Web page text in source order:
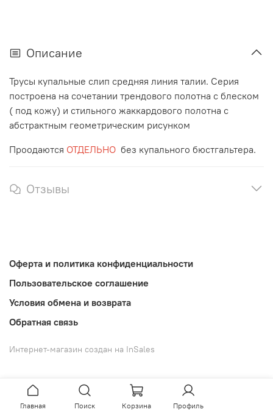
Описание
Трусы купальные слип средняя линия талии. Серия
построена на сочетании трендового полотна с блеском
( под кожу) и стильного жаккардового полотна с
абстрактным геометрическим рисунком
Проодаются ОТДЕЛЬНО без купального бюстгальтера.
Отзывы
Оферта и политика конфиденциальности
Пользовательское соглашение
Условия обмена и возврата
Обратная связь
Интернет-магазин создан на InSales
Главная Поиск Корзина Профиль